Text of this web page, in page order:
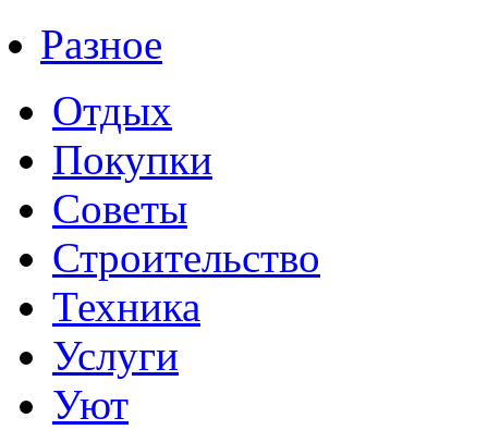
Разное
Отдых
Покупки
Советы
Строительство
Техника
Услуги
Уют